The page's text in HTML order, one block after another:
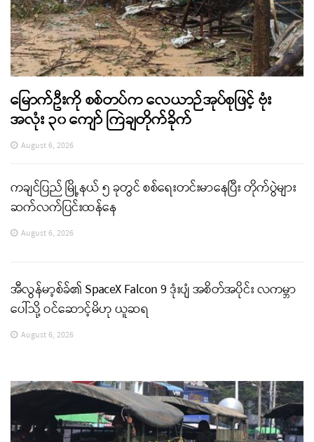
မြောက်ဦးကို စစ်တပ်က လေယာဉ်အုပ်စုဖြင့် ဗုံး
အလုံး ၃၀ ကျော် ကြဲချတိုက်ခိုက်
August 6, 2026
ကချင်ပြည် မြို့နယ် ၅ ခုတွင် စစ်ရေးတင်းမာနေပြီး တိုက်ပွဲများ
ဆက်လက်ပြင်းထန်နေ
August 6, 2026
အီလွန်မာ့စ်ခ်၏ SpaceX Falcon 9 ဒုံးပျံ အစိတ်အပိုင်း လကမ္ဘာ
ပေါ်သို့ ဝင်ဆောင့်မိဟု ယူဆရ
August 6, 2026